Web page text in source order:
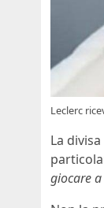
Leclerc
La
giocare